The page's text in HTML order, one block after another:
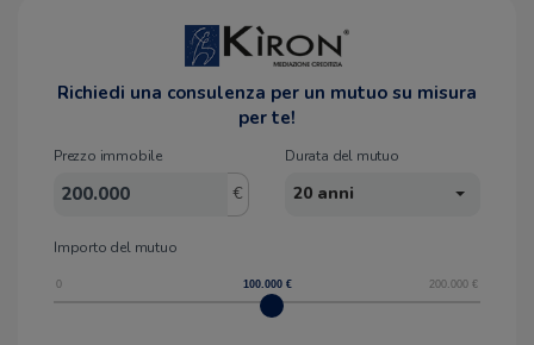
Richiedi una consulenza per un mutuo su misura
per te!
Prezzo immobile
€
Durata del mutuo
20 anni
Importo del mutuo
0 200.000 €
100.000€